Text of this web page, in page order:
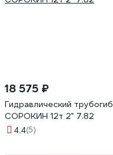
18 575 ₽
Гидравлический трубогиб
СОРОКИН 12т 2" 7.82
4.4(5)